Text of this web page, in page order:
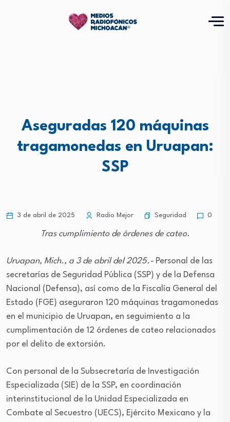
Aseguradas 120 máquinas
tragamonedas en Uruapan:
SSP
3 de abril de 2025 Radio Mejor Seguridad 0
Tras cumplimiento de órdenes de cateo.
Uruapan, Mich., a 3 de abril del 2025.- Personal de las
secretarías de Seguridad Pública (SSP) y de la Defensa
Nacional (Defensa), así como de la Fiscalía General del
Estado (FGE) aseguraron 120 máquinas tragamonedas
en el municipio de Uruapan, en seguimiento a la
cumplimentación de 12 órdenes de cateo relacionados
por el delito de extorsión.
Con personal de la Subsecretaría de Investigación
Especializada (SIE) de la SSP, en coordinación
interinstitucional de la Unidad Especializada en
Combate al Secuestro (UECS), Ejército Mexicano y la